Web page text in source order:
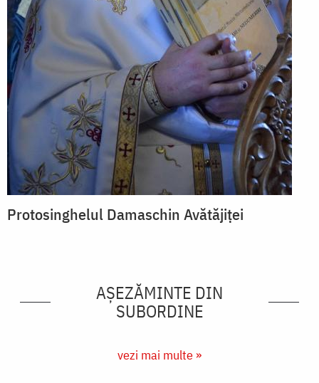
Protosinghelul Damaschin Avătăjiței
AȘEZĂMINTE DIN
SUBORDINE
vezi mai multe »